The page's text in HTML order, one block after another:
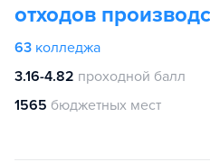
отходов
63 колледжа
3.16-4.82 проходной балл
1565 бюджетных мест